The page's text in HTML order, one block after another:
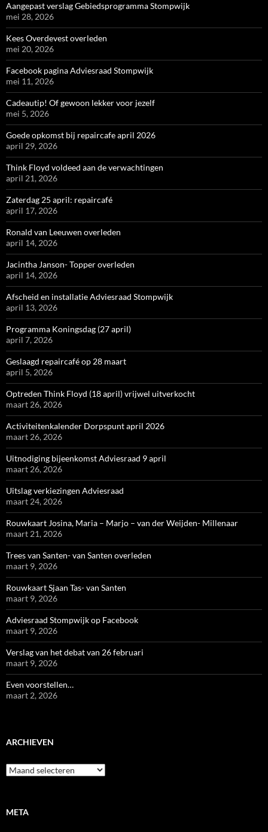
Aangepast verslag Gebiedsprogramma Stompwijk
mei 28, 2026
Kees Overdevest overleden
mei 20, 2026
Facebook pagina Adviesraad Stompwijk
mei 11, 2026
Cadeautip! Of gewoon lekker voor jezelf
mei 5, 2026
Goede opkomst bij repaircafe april 2026
april 29, 2026
Think Floyd voldeed aan de verwachtingen
april 21, 2026
Zaterdag 25 april: repaircafé
april 17, 2026
Ronald van Leeuwen overleden
april 14, 2026
Jacintha Janson- Topper overleden
april 14, 2026
Afscheid en installatie Adviesraad Stompwijk
april 13, 2026
Programma Koningsdag (27 april)
april 7, 2026
Geslaagd repaircafé op 28 maart
april 5, 2026
Optreden Think Floyd (18 april) vrijwel uitverkocht
maart 26, 2026
Activiteitenkalender Dorpspunt april 2026
maart 26, 2026
Uitnodiging bijeenkomst Adviesraad 9 april
maart 26, 2026
Uitslag verkiezingen Adviesraad
maart 24, 2026
Rouwkaart Josina, Maria – Marjo – van der Weijden- Millenaar
maart 21, 2026
Trees van Santen- van Santen overleden
maart 9, 2026
Rouwkaart Sjaan Tas- van Santen
maart 9, 2026
Adviesraad Stompwijk op Facebook
maart 9, 2026
Verslag van het debat van 26 februari
maart 9, 2026
Even voorstellen…
maart 2, 2026
ARCHIEVEN
Archieven
META